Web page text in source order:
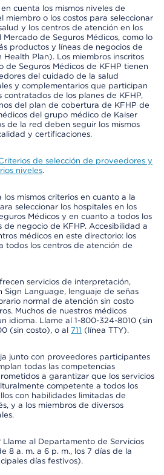
cuenta los mismos niveles de
miembro o los costos para seleccionar
y los centros de atención en los
de Seguros Médicos, como lo
productos y líneas de negocios de
Health Plan). Los miembros inscritos
de Seguros Médicos de KFHP tienen
del cuidado de la salud
y complementarios que participan
de los planes de KFHP,
del plan de cobertura de KFHP de
del grupo médico de Kaiser
de la red deben seguir los mismos
y certificaciones.
de selección de proveedores y
niveles.
mismos criterios en cuanto a la
seleccionar los hospitales en los
Médicos y en cuanto a todos los
de negocio de KFHP. Accesibilidad a
médicos en este directorio: los
todos los centros de atención de
servicios de interpretación,
Sign Language, lenguaje de señas
normal de atención sin costo
Muchos de nuestros médicos
idioma. Llame al 1-800-324-8010 (sin
(sin costo), o al 711 (línea TTY).
junto con proveedores participantes
todas las competencias
a garantizar que los servicios
competente a todos los
con habilidades limitadas de
y a los miembros de diversos
Llame al Departamento de Servicios
8 a. m. a 6 p. m., los 7 días de la
días festivos).